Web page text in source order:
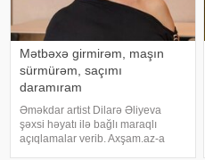
Mətbəxə girmirəm, maşın
sürmürəm, saçımı
daramıram
Əməkdar artist Dilarə Əliyeva
şəxsi həyatı ilə bağlı maraqlı
açıqlamalar verib. Axşam.az-a